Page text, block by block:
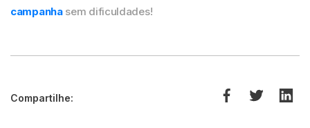
campanhasem dificuldades!
Compartilhe: